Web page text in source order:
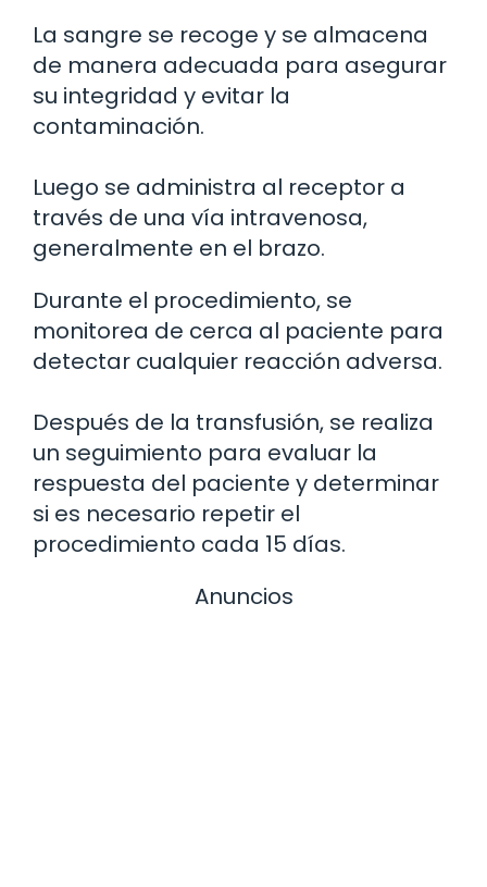
La sangre se recoge y se almacena
de manera adecuada para asegurar
su integridad y evitar la
contaminación.
Luego se administra al receptor a
través de una vía intravenosa,
generalmente en el brazo.
Durante el procedimiento, se
monitorea de cerca al paciente para
detectar cualquier reacción adversa.
Después de la transfusión, se realiza
un seguimiento para evaluar la
respuesta del paciente y determinar
si es necesario repetir el
procedimiento cada 15 días.
Anuncios